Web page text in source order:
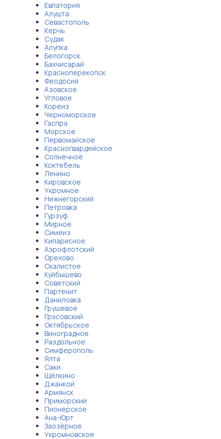
Евпатория
Алушта
Севастополь
Керчь
Судак
Алупка
Белогорск
Бахчисарай
Красноперекопск
Феодосия
Азовское
Угловое
Кореиз
Черноморское
Гаспра
Морское
Первомайское
Красногвардейское
Солнечное
Коктебель
Ленино
Кировское
Укромное
Нижнегорский
Петровка
Гурзуф
Мирное
Симеиз
Кипарисное
Аэрофлотский
Орехово
Скалистое
Куйбышево
Советский
Партенит
Даниловка
Грушевое
Грэсовский
Октябрьское
Виноградное
Раздольное
Симферополь
Ялта
Саки
Щёлкино
Джанкой
Армянск
Приморский
Пионерское
Ана-Юрт
Заозёрное
Укромновское